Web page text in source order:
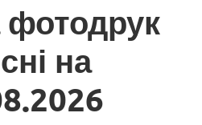
фотодрук
на